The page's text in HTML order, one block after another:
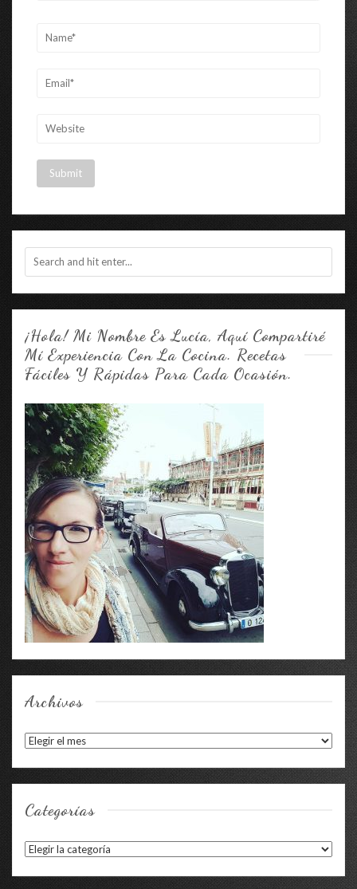
¡Hola! Mi Nombre Es Lucía, Aquí Compartiré
Mí Experiencia Con La Cocina. Recetas
Fáciles Y Rápidas Para Cada Ocasión.
Archivos
Archivos
Categorías
Categorías